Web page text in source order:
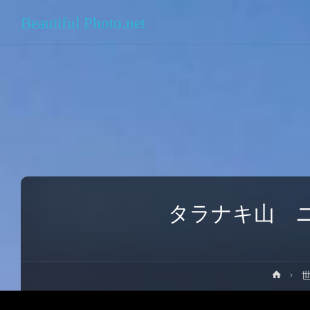
Beautiful Photo.net
タラナキ山
ホ
ー